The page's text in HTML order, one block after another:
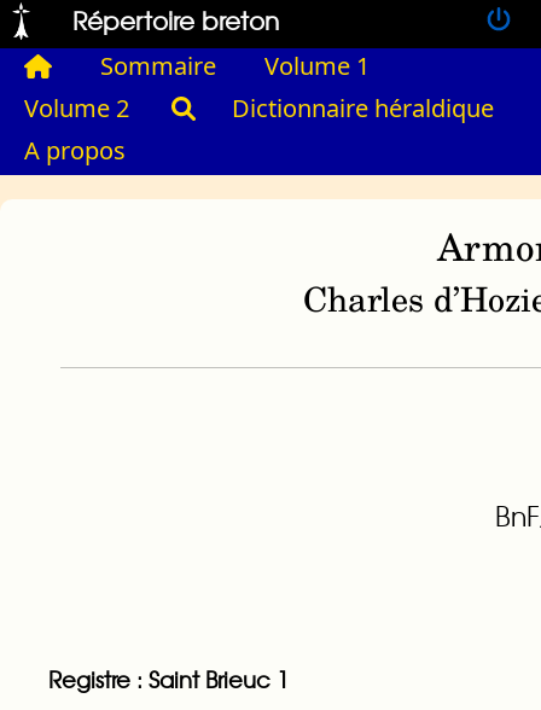
Répertoire breton
Sommaire
Volume 1
Volume 2
Dictionnaire héraldique
A propos
Charles
Registre : Saint Brieuc 1